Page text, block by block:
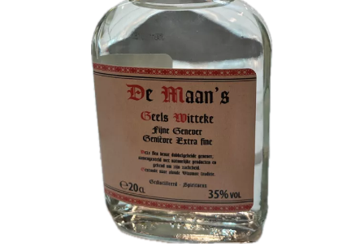
Alcoholvrije dranken
Koffie 'De Maan'